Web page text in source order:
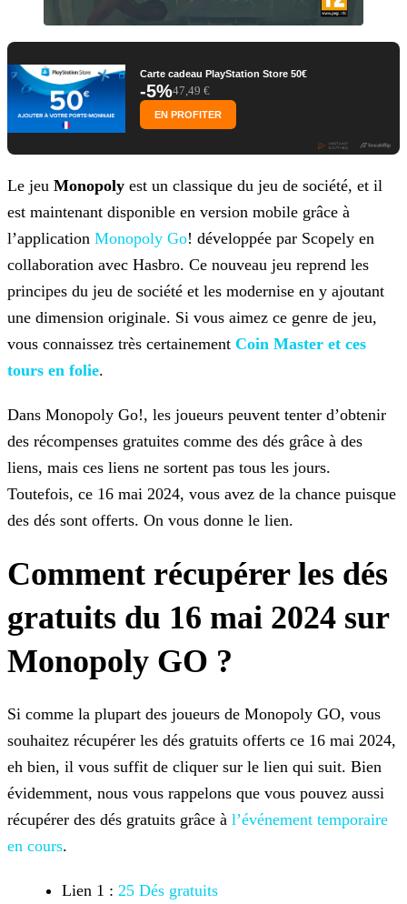
Carte cadeau PlayStation Store 50€
-5%47,49 €
EN PROFITER
Le jeu Monopoly est un classique du jeu de société, et il
est maintenant disponible en version mobile grâce à
l’application Monopoly Go! développée par Scopely en
collaboration avec Hasbro. Ce nouveau jeu reprend les
principes du jeu de société et les modernise en y ajoutant
une dimension originale. Si vous aimez ce genre de jeu,
vous connaissez très certainement Coin Master et ces
tours en folie.
Dans Monopoly Go!, les joueurs peuvent tenter d’obtenir
des récompenses gratuites comme des dés grâce à des
liens, mais ces liens ne sortent pas tous les jours.
Toutefois, ce 16 mai 2024, vous avez de la chance puisque
des dés sont offerts. On vous donne le lien.
Comment récupérer les dés
gratuits du 16 mai 2024 sur
Monopoly GO ?
Si comme la plupart des joueurs de Monopoly GO, vous
souhaitez récupérer les dés gratuits offerts ce 16 mai 2024,
eh bien, il vous suffit de cliquer sur le lien qui suit. Bien
évidemment, nous vous rappelons que vous pouvez aussi
récupérer des dés gratuits grâce à l’événement temporaire
en cours.
Lien 1 : 25 Dés gratuits